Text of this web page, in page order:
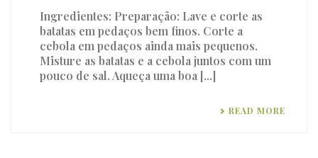
Ingredientes: Preparação: Lave e corte as
batatas em pedaços bem finos. Corte a
cebola em pedaços ainda mais pequenos.
Misture as batatas e a cebola juntos com um
pouco de sal. Aqueça uma boa [...]
READ MORE